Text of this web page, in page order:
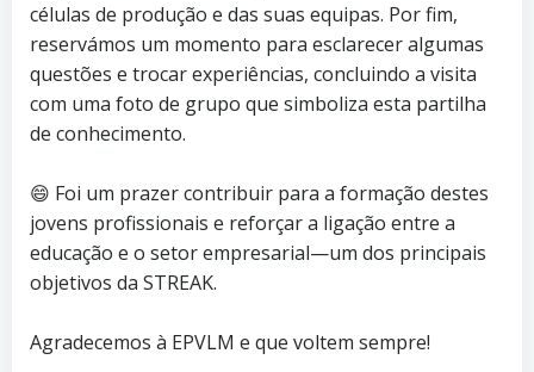
células de produção e das suas equipas. Por fim,
reservámos um momento para esclarecer algumas
questões e trocar experiências, concluindo a visita
com uma foto de grupo que simboliza esta partilha
de conhecimento.
😄 Foi um prazer contribuir para a formação destes
jovens profissionais e reforçar a ligação entre a
educação e o setor empresarial—um dos principais
objetivos da STREAK.
Agradecemos à EPVLM e que voltem sempre!